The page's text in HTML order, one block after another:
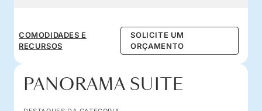
COMODIDADES E
RECURSOS
SOLICITE UM
ORÇAMENTO
PANORAMA SUITE